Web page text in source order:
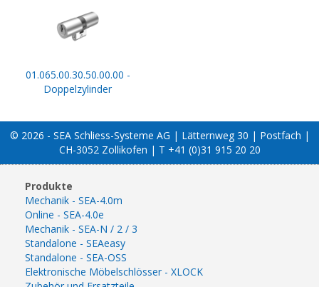
01.065.00.30.50.00.00 -
Doppelzylinder
© 2026 - SEA Schliess-Systeme AG | Lätternweg 30 | Postfach |
CH-3052 Zollikofen | T +41 (0)31 915 20 20
Produkte
Mechanik - SEA-4.0m
Online - SEA-4.0e
Mechanik - SEA-N / 2 / 3
Standalone - SEAeasy
Standalone - SEA-OSS
Elektronische Möbelschlösser - XLOCK